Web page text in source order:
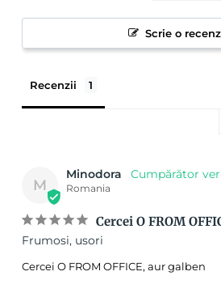
Scrie o
Recenzii
M
Minodora
Romania
Cercei O FROM
Frumosi, usori
Cercei O FROM OFFICE, aur galben